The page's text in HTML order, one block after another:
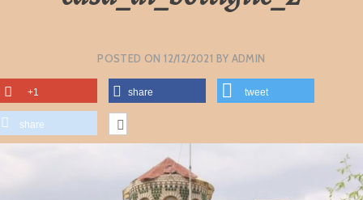
POSTED ON12/12/2021 BY ADMIN
+1 share tweet
share